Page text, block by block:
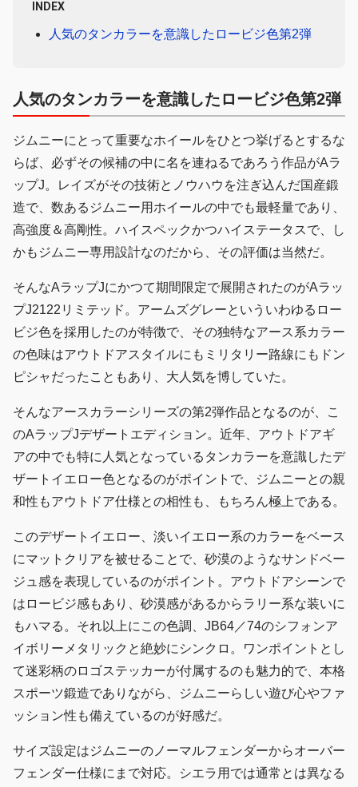
INDEX
人気のタンカラーを意識したロービジ色第2弾
人気のタンカラーを意識したロービジ色第2弾
ジムニーにとって重要なホイールをひとつ挙げるとするな
らば、必ずその候補の中に名を連ねるであろう作品がAラ
ップJ。レイズがその技術とノウハウを注ぎ込んだ国産鍛
造で、数あるジムニー用ホイールの中でも最軽量であり、
高強度＆高剛性。ハイスペックかつハイステータスで、し
かもジムニー専用設計なのだから、その評価は当然だ。
そんなAラップJにかつて期間限定で展開されたのがAラッ
プJ2122リミテッド。アームズグレーといういわゆるロー
ビジ色を採用したのが特徴で、その独特なアース系カラー
の色味はアウトドアスタイルにもミリタリー路線にもドン
ピシャだったこともあり、大人気を博していた。
そんなアースカラーシリーズの第2弾作品となるのが、こ
のAラップJデザートエディション。近年、アウトドアギ
アの中でも特に人気となっているタンカラーを意識したデ
ザートイエロー色となるのがポイントで、ジムニーとの親
和性もアウトドア仕様との相性も、もちろん極上である。
このデザートイエロー、淡いイエロー系のカラーをベース
にマットクリアを被せることで、砂漠のようなサンドベー
ジュ感を表現しているのがポイント。アウトドアシーンで
はロービジ感もあり、砂漠感があるからラリー系な装いに
もハマる。それ以上にこの色調、JB64／74のシフォンア
イボリーメタリックと絶妙にシンクロ。ワンポイントとし
て迷彩柄のロゴステッカーが付属するのも魅力的で、本格
スポーツ鍛造でありながら、ジムニーらしい遊び心やファ
ッション性も備えているのが好感だ。
サイズ設定はジムニーのノーマルフェンダーからオーバー
フェンダー仕様にまで対応。シエラ用では通常とは異なる